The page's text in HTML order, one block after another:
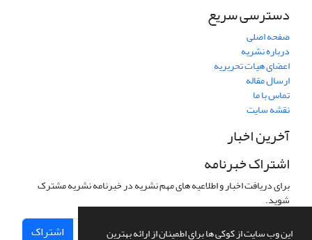
این وب سایت از کوکی ها برای اطمینان از ارائه بهترین
دسترسی سریع
صفحه اصلی
درباره نشریه
اعضای هیات تحریریه
ارسال مقاله
تماس با ما
نقشه سایت
آخرین اخبار
اشتراک خبرنامه
برای دریافت اخبار و اطلاعیه های مهم نشریه در خبرنامه نشریه مشترک
شوید.
اشتراک